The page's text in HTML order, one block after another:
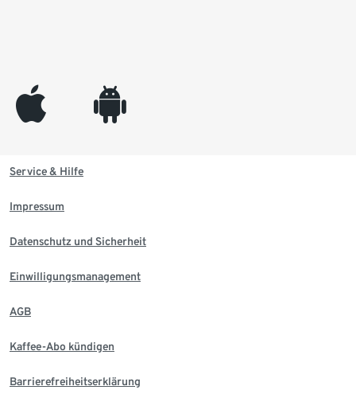
appleinc android
Service & Hilfe
Impressum
Datenschutz und Sicherheit
Einwilligungsmanagement
AGB
Kaffee-Abo kündigen
Barrierefreiheitserklärung